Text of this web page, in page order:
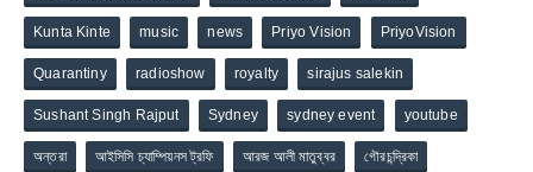
Kunta Kinte music news Priyo Vision PriyoVision
Quarantiny radioshow royalty sirajus salekin
Sushant Singh Rajput Sydney sydney event youtube
অন্তরা আইসিসি চ্যাম্পিয়নস ট্রফি আরজ আলী মাতুব্বর গৌরচন্দ্রিকা